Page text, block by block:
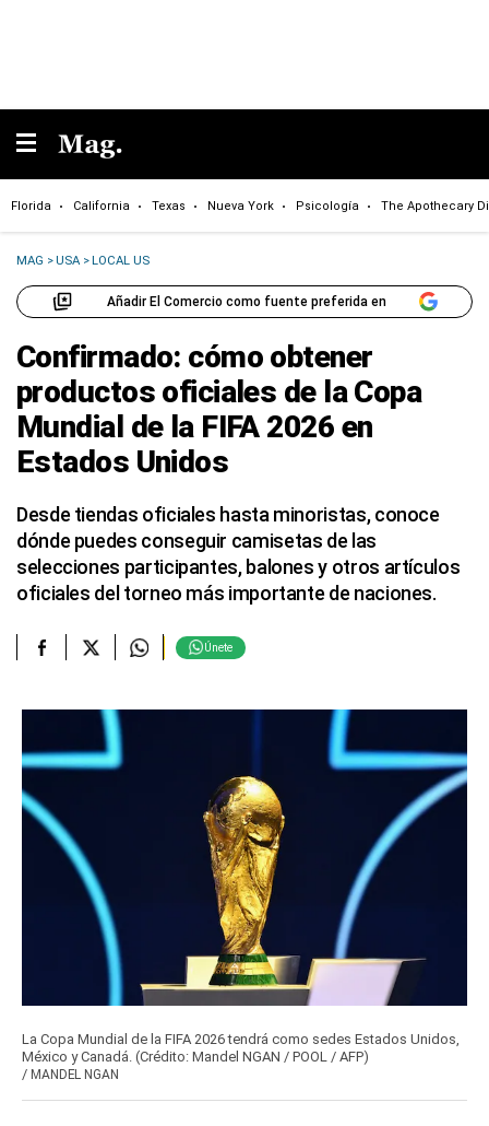
Florida California Texas Nueva York Psicología The Apothecary
MAG >USA >LOCAL US
Añadir El Comercio como fuente preferida en
Confirmado: cómo obtener
productos oficiales de la Copa
Mundial de la FIFA 2026 en
Estados Unidos
Desde tiendas oficiales hasta minoristas, conoce
dónde puedes conseguir camisetas de las
selecciones participantes, balones y otros artículos
oficiales del torneo más importante de naciones.
Únete
La Copa Mundial de la FIFA 2026 tendrá como sedes Estados Unidos,
México y Canadá. (Crédito: Mandel NGAN / POOL / AFP)
/ MANDEL NGAN